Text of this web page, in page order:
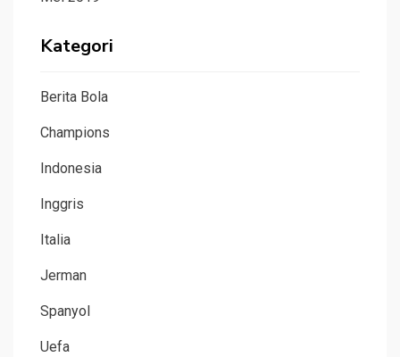
Kategori
Berita Bola
Champions
Indonesia
Inggris
Italia
Jerman
Spanyol
Uefa